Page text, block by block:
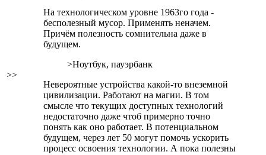
>>
На технологическом уровне 1963го года -
бесполезный мусор. Применять неначем.
Причём полезность сомнительна даже в
будущем.
>Ноутбук, пауэрбанк
Невероятные устройства какой-то внеземной
цивилизации. Работают на магии. В том
смысле что текущих доступных технологий
недостаточно даже чтоб примерно точно
понять как оно работает. В потенциальном
будущем, через лет 50 могут помочь ускорить
процесс освоения технологии. А пока полезны